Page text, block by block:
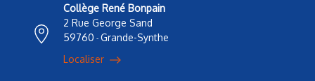
Collège René Bonpain
2 Rue George Sand
59760 - Grande-Synthe
Localiser